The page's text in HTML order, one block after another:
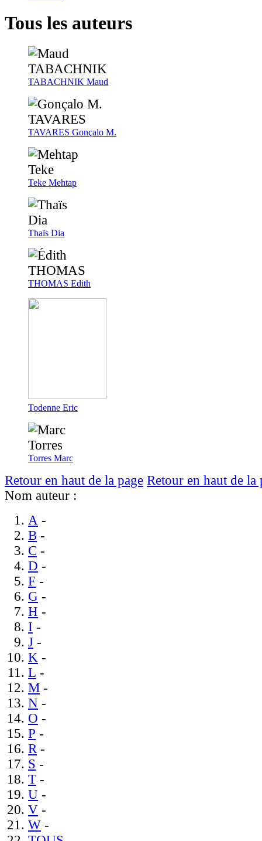
Tous les auteurs
TABACHNIK Maud
TAVARES Gonçalo M.
Teke Mehtap
Thaïs Dia
THOMAS Edith
Todenne Eric
Torres Marc
Retour en haut de la page Retour en haut de la
Nom auteur :
A -
B -
C -
D -
F -
G -
H -
I -
J -
K -
L -
M -
N -
O -
P -
R -
S -
T -
U -
V -
W -